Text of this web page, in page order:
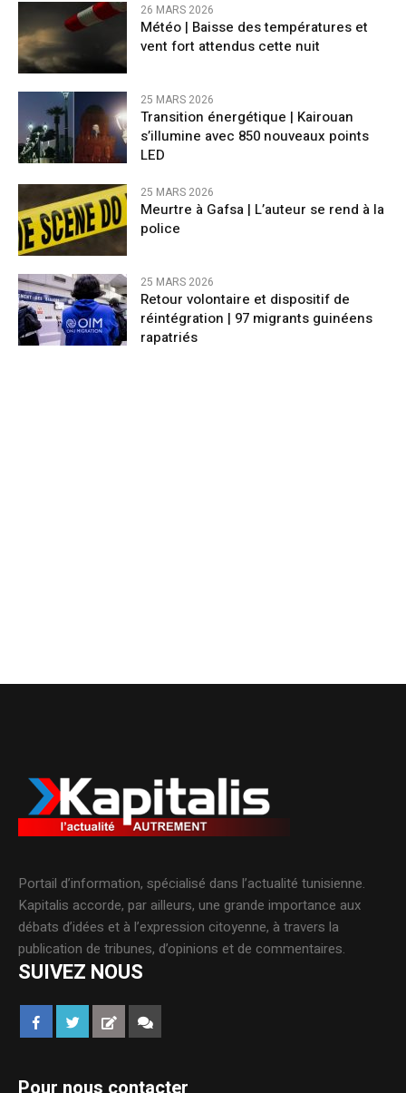
26 MARS 2026
​Météo | Baisse des températures et
vent fort attendus cette nuit
25 MARS 2026
Transition énergétique | Kairouan
s’illumine avec 850 nouveaux points
LED
25 MARS 2026
Meurtre à Gafsa | L’auteur se rend à la
police
25 MARS 2026
Retour volontaire et dispositif de
réintégration | 97 migrants guinéens
rapatriés
Portail d’information, spécialisé dans l’actualité tunisienne.
Kapitalis accorde, par ailleurs, une grande importance aux
débats d’idées et à l’expression citoyenne, à travers la
publication de tribunes, d’opinions et de commentaires.
SUIVEZ NOUS